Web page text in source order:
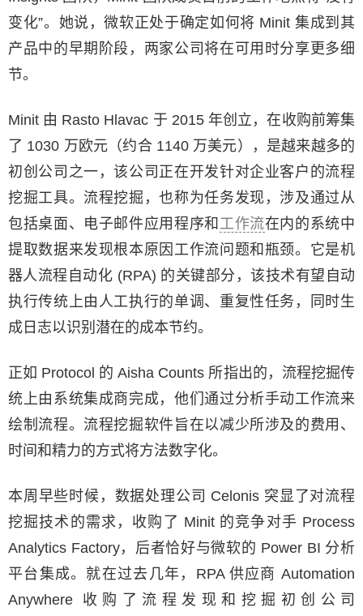
变化”。她说，微软正处于确定如何将 Minit 集成到其
产品中的早期阶段，两家公司将在可用时分享更多细
节。
Minit 由 Rasto Hlavac 于 2015 年创立，在收购前筹集
了 1030 万欧元（约合 1140 万美元），是越来越多的
初创公司之一，该公司正在开发针对企业客户的流程
挖掘工具。流程挖掘，也称为任务发现，涉及通过从
包括桌面、电子邮件应用程序和 工作流在内的系统中
提取数据来发现根本原因工作流问题和瓶颈。它是机
器人流程自动化 (RPA) 的关键部分，该技术有望自动
执行传统上由人工执行的单调、重复性任务，同时生
成日志以识别潜在的成本节约。
正如 Protocol 的 Aisha Counts 所指出的，流程挖掘传
统上由系统集成商完成，他们通过分析手动工作流来
绘制流程。流程挖掘软件旨在以减少所涉及的费用、
时间和精力的方式将方法数字化。
本周早些时候，数据处理公司 Celonis 突显了对流程
挖掘技术的需求，收购了 Minit 的竞争对手 Process
Analytics Factory，后者恰好与微软的 Power BI 分析
平台集成。就在过去几年，RPA 供应商 Automation
Anywhere 收购了流程发现和挖掘初创公司